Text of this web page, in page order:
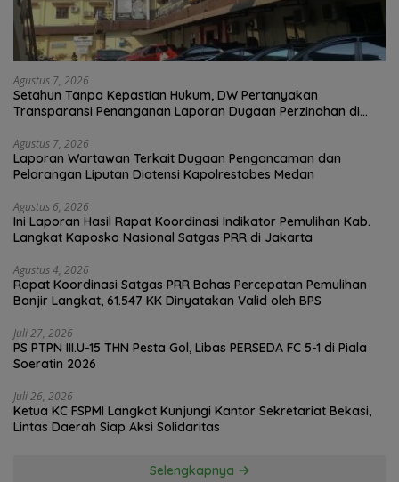
Agustus 7, 2026
Setahun Tanpa Kepastian Hukum, DW Pertanyakan
Transparansi Penanganan Laporan Dugaan Perzinahan di
Agustus 7, 2026
Laporan Wartawan Terkait Dugaan Pengancaman dan
Pelarangan Liputan Diatensi Kapolrestabes Medan
Agustus 6, 2026
Ini Laporan Hasil Rapat Koordinasi Indikator Pemulihan Kab.
Langkat Kaposko Nasional Satgas PRR di Jakarta
Agustus 4, 2026
Rapat Koordinasi Satgas PRR Bahas Percepatan Pemulihan
Banjir Langkat, 61.547 KK Dinyatakan Valid oleh BPS
Juli 27, 2026
PS PTPN III.U-15 THN Pesta Gol, Libas PERSEDA FC 5-1 di Piala
Soeratin 2026
Juli 26, 2026
Ketua KC FSPMI Langkat Kunjungi Kantor Sekretariat Bekasi,
Lintas Daerah Siap Aksi Solidaritas
Selengkapnya